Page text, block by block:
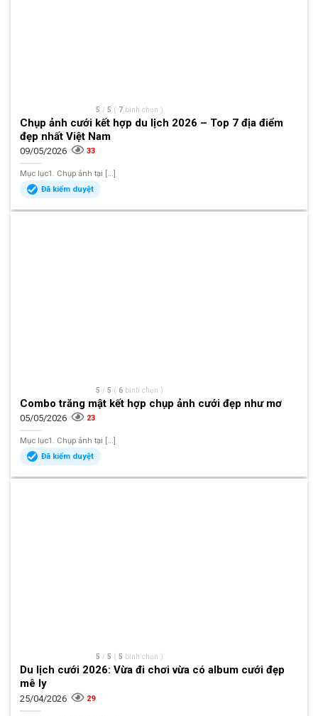
5 / 5 ( 7 bình chọn )
Chụp ảnh cưới kết hợp du lịch 2026 – Top 7 địa điểm
đẹp nhất Việt Nam
09/05/2026 33
Mục lục1. Chụp ảnh tại [...]
Đã kiểm duyệt
5 / 5 ( 6 bình chọn )
Combo trăng mật kết hợp chụp ảnh cưới đẹp như mơ
05/05/2026 23
Mục lục1. Chụp ảnh tại [...]
Đã kiểm duyệt
5 / 5 ( 5 bình chọn )
Du lịch cưới 2026: Vừa đi chơi vừa có album cưới đẹp
mê ly
25/04/2026 29